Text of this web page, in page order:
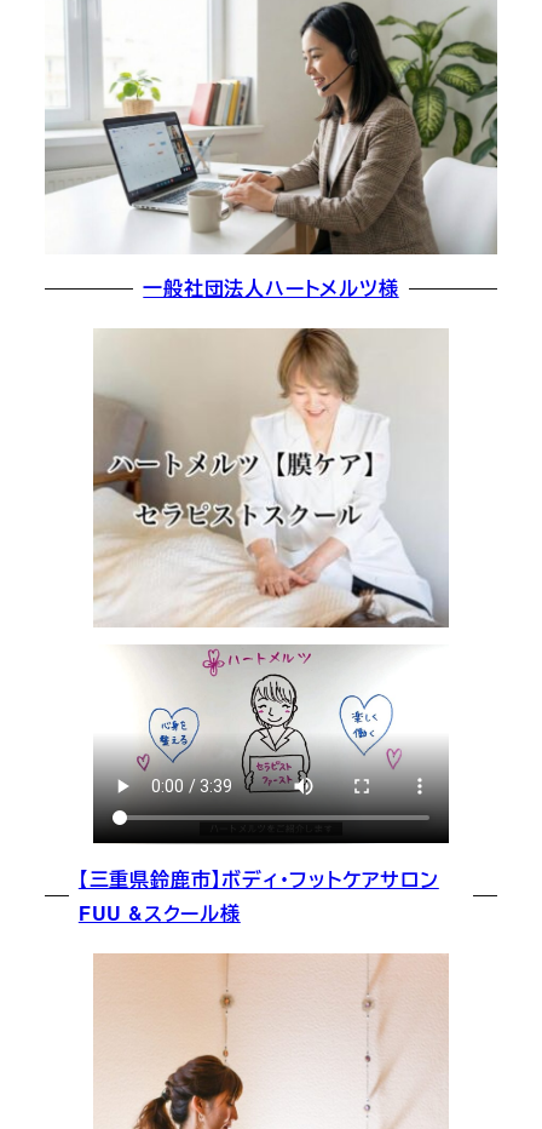
一般社団法人ハートメルツ様
【三重県鈴鹿市】ボディ・フットケアサロン
FUU &スクール様